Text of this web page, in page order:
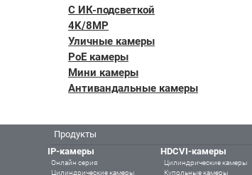
С ИК-подсветкой
4K/8MP
Уличные камеры
PoE камеры
Мини камеры
Антивандальные камеры
Продукты
IP-камеры
Онлайн серия
Цилиндрические камеры
HDCVI-камеры
Цилиндрические камеры
Купольные камеры